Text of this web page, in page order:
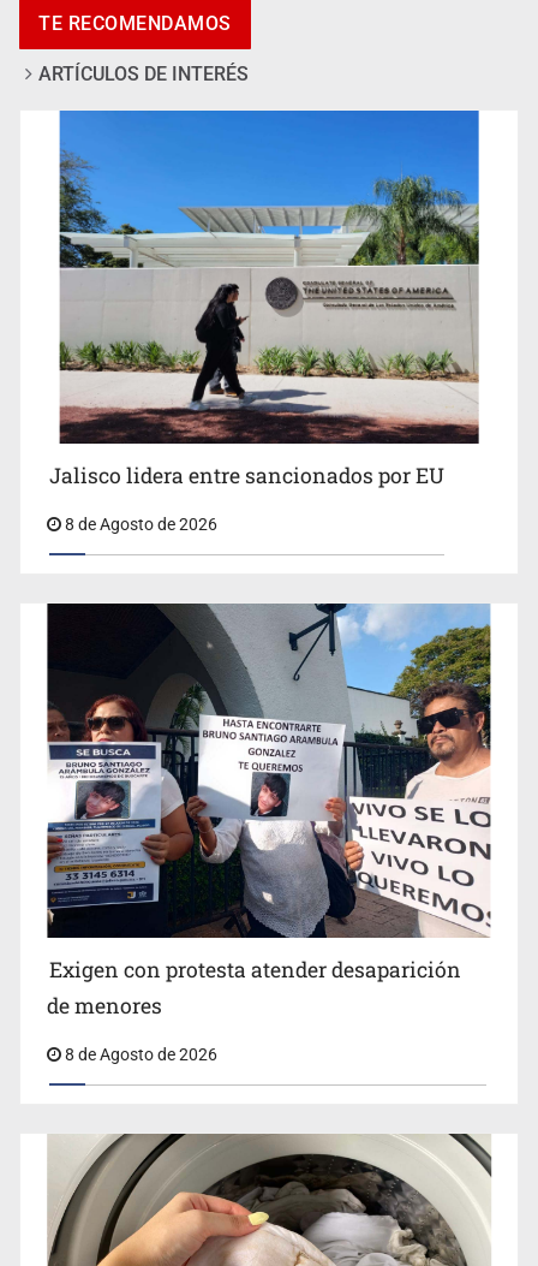
Llaman a mantener legado de Alcalde
Concierto patrio costará 32.9 mdp
TE RECOMENDAMOS
ARTÍCULOS DE INTERÉS
Jalisco lidera entre sancionados por EU
8 de Agosto de 2026
Exigen con protesta atender desaparición
de menores
8 de Agosto de 2026